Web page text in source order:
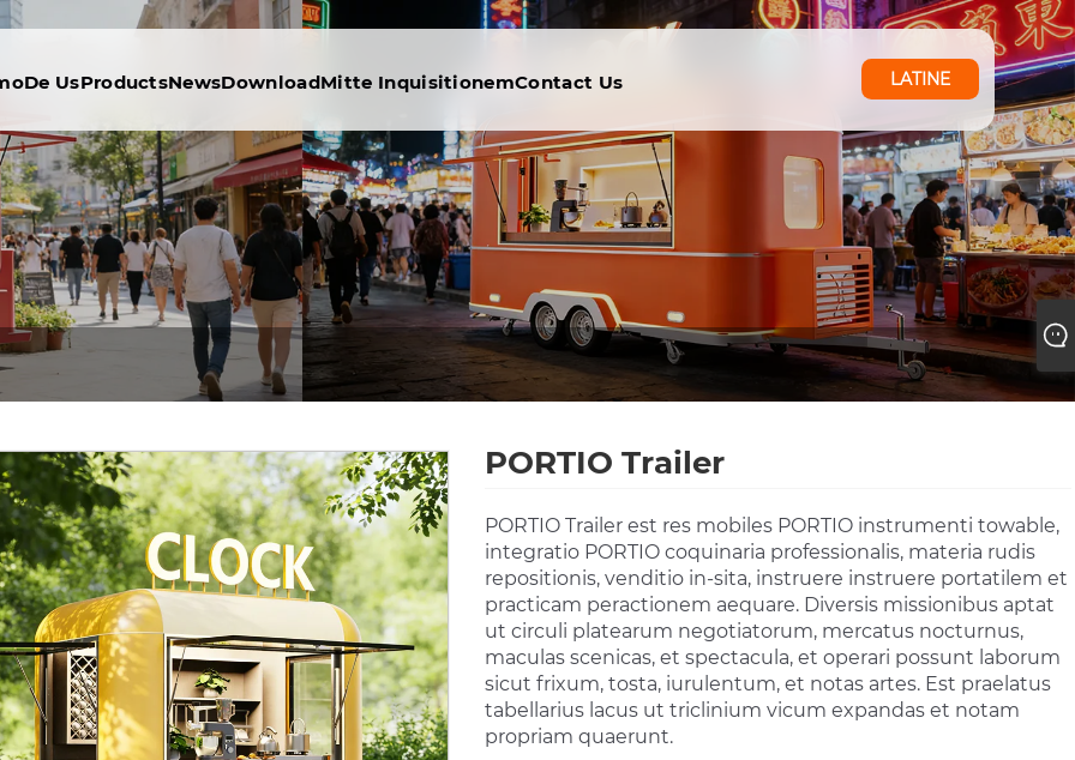
De UsProductsNewsDownloadMitte InquisitionemContact Us LATINE
PORTIO Trailer
PORTIO Trailer est res mobiles PORTIO instrumenti towable,
integratio PORTIO coquinaria professionalis, materia rudis
repositionis, venditio in-sita, instruere instruere portatilem et
practicam peractionem aequare. Diversis missionibus aptat
ut circuli platearum negotiatorum, mercatus nocturnus,
maculas scenicas, et spectacula, et operari possunt laborum
sicut frixum, tosta, iurulentum, et notas artes. Est praelatus
tabellarius lacus ut triclinium vicum expandas et notam
propriam quaerunt.